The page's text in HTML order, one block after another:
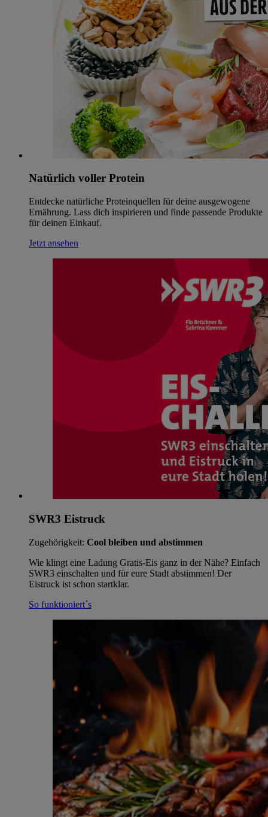
Natürlich voller Protein
Entdecke natürliche Proteinquellen für deine ausgewogene
Ernährung. Lass dich inspirieren und finde passende Produkte
für deinen Einkauf.
Jetzt ansehen
SWR3 Eistruck
Zugehörigkeit: Cool bleiben und abstimmen
Wie klingt eine Ladung Gratis-Eis ganz in der Nähe? Einfach
SWR3 einschalten und für eure Stadt abstimmen! Der
Eistruck ist schon startklar.
So funktioniert´s